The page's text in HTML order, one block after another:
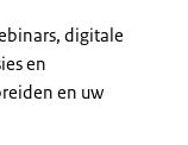
digitale
en
en uw